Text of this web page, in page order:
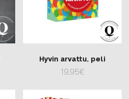
Hyvin arvattu, peli
19,95€